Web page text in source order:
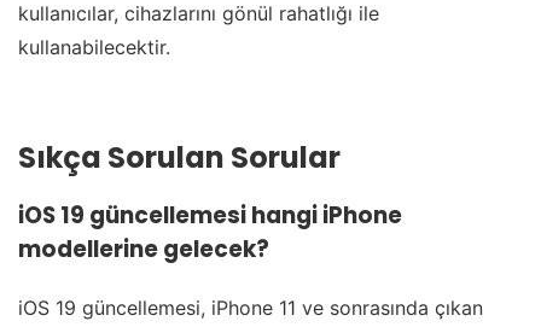
kullanıcılar, cihazlarını gönül rahatlığı ile
kullanabilecektir.
Sıkça Sorulan Sorular
iOS 19 güncellemesi hangi iPhone
modellerine gelecek?
iOS 19 güncellemesi, iPhone 11 ve sonrasında çıkan